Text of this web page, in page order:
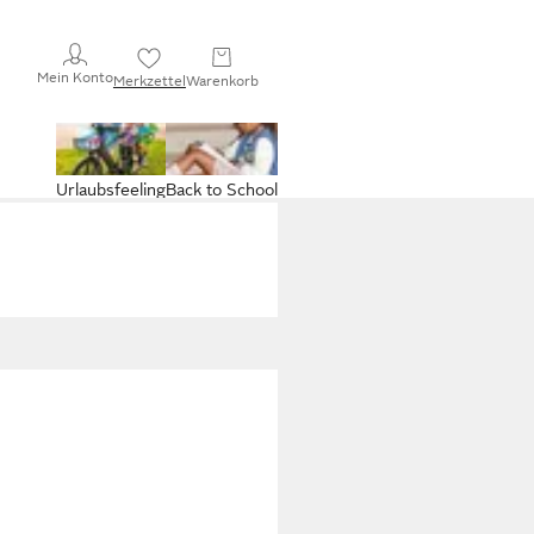
Mein KontoMerkzettelWarenkorb
Back to School
Urlaubsfeeling